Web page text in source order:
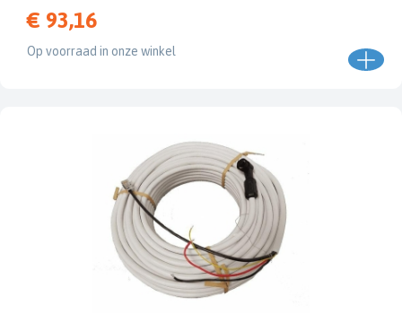
€ 93,16
Op voorraad in onze winkel